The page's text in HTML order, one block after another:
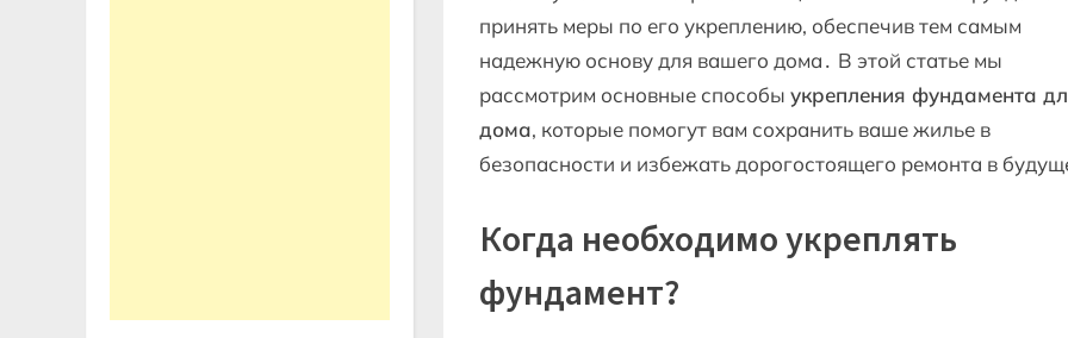
принять меры по его укреплению, обеспечив тем самым
надежную основу для вашего дома․ В этой статье мы
рассмотрим основные способы укрепления фундамента
дома, которые помогут вам сохранить ваше жилье в
безопасности и избежать дорогостоящего ремонта в
Когда необходимо укреплять
фундамент?